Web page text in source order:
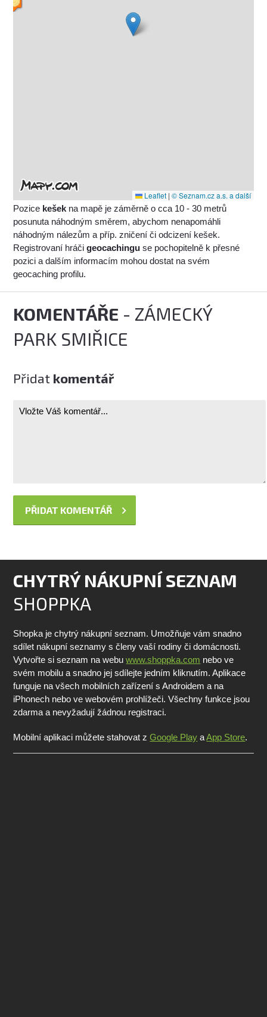
Leaflet | © Seznam.cz a.s. a další
Pozice kešek na mapě je záměrně o cca 10 - 30 metrů
posunuta náhodným směrem, abychom nenapomáhli
náhodným nálezům a příp. zničení či odcizení kešek.
Registrovaní hráčigeocachingu se pochopitelně k přesné
pozici a dalším informacím mohou dostat na svém
geocaching profilu.
KOMENTÁŘE - ZÁMECKÝ
PARK SMIŘICE
Přidat komentář
CHYTRÝ NÁKUPNÍ SEZNAM
SHOPPKA
Shopka je chytrý nákupní seznam. Umožňuje vám snadno
sdílet nákupní seznamy s členy vaší rodiny či domácnosti.
Vytvořte si seznam na webuwww.shoppka.com nebo ve
svém mobilu a snadno jej sdílejte jedním kliknutím. Aplikace
funguje na všech mobilních zařízení s Androidem a na
iPhonech nebo ve webovém prohlížeči. Všechny funkce jsou
zdarma a nevyžadují žádnou registraci.
Mobilní aplikaci můžete stahovat zGoogle Play aApp Store.